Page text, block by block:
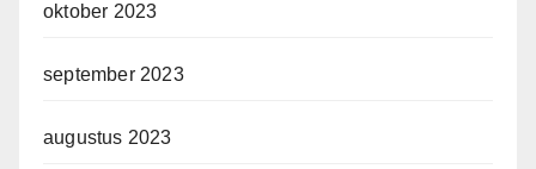
oktober 2023
september 2023
augustus 2023